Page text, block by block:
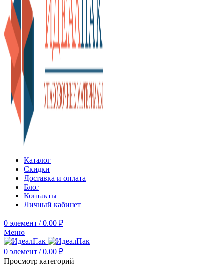
Каталог
Скидки
Доставка и оплата
Блог
Контакты
Личный кабинет
0 элемент / 0.00 ₽
Меню
0 элемент / 0.00 ₽
Просмотр категорий